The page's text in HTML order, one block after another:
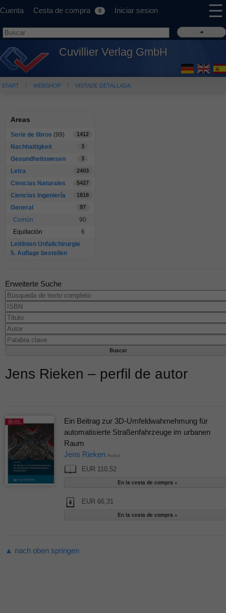
Cuenta Cesta de compra 0 Iniciar sesion ☰
Cuvillier Verlag GmbH
START WEBSHOP VISTADE DETALLADA
Areas
Serie de libros (99) 1412
Nachhaltigkeit 3
Gesundheitswesen 3
Letra 2403
Ciencias Naturales 5427
Ciencias Ingeniería 1818
General 97
Común
90
Equitación
6
Leitlinien Unfallchirurgie
5. Auflage bestellen
Erweiterte Suche
Jens Rieken – perfil de autor
Ein Beitrag zur 3D-Umfeldwahrnehmung für
automatisierte Straßenfahrzeuge im urbanen
Raum
Jens Rieken Autor
EUR 110,52
EUR 66,31
▲ nach oben springen